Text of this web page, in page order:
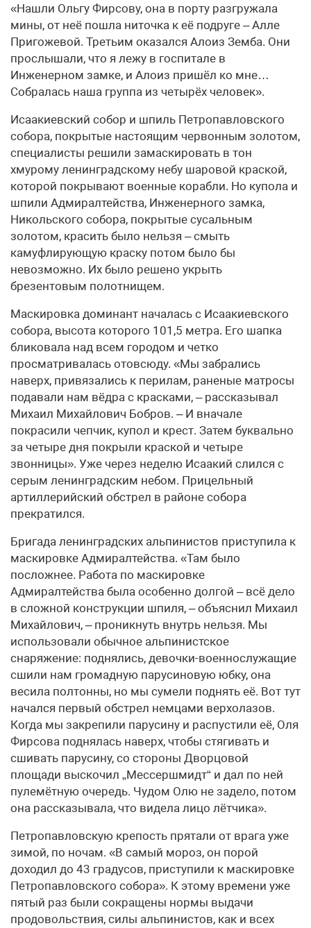
«Нашли Ольгу Фирсову, она в порту разгружала
мины, от неё пошла ниточка к её подруге – Алле
Пригожевой. Третьим оказался Алоиз Земба. Они
прослышали, что я лежу в госпитале в
Инженерном замке, и Алоиз пришёл ко мне…
Собралась наша группа из четырёх человек».
Исаакиевский собор и шпиль Петропавловского
собора, покрытые настоящим червонным золотом,
специалисты решили замаскировать в тон
хмурому ленинградскому небу шаровой краской,
которой покрывают военные корабли. Но купола и
шпили Адмиралтейства, Инженерного замка,
Никольского собора, покрытые сусальным
золотом, красить было нельзя – смыть
камуфлирующую краску потом было бы
невозможно. Их было решено укрыть
брезентовым полотнищем.
Маскировка доминант началась с Исаакиевского
собора, высота которого 101,5 метра. Его шапка
бликовала над всем городом и четко
просматривалась отовсюду. «Мы забрались
наверх, привязались к перилам, раненые матросы
подавали нам вёдра с красками, – рассказывал
Михаил Михайлович Бобров. – И вначале
покрасили чепчик, купол и крест. Затем буквально
за четыре дня покрыли краской и четыре
звонницы». Уже через неделю Исаакий слился с
серым ленинградским небом. Прицельный
артиллерийский обстрел в районе собора
прекратился.
Бригада ленинградских альпинистов приступила к
маскировке Адмиралтейства. «Там было
посложнее. Работа по маскировке
Адмиралтейства была особенно долгой – всё дело
в сложной конструкции шпиля, – объяснил Михаил
Михайлович, – проникнуть внутрь нельзя. Мы
использовали обычное альпинистское
снаряжение: поднялись, девочки-военнослужащие
сшили нам громадную парусиновую юбку, она
весила полтонны, но мы сумели поднять её. Вот тут
начался первый обстрел немцами верхолазов.
Когда мы закрепили парусину и распустили её, Оля
Фирсова поднялась наверх, чтобы стягивать и
сшивать парусину, со стороны Дворцовой
площади выскочил „Мессершмидт“ и дал по ней
пулемётную очередь. Чудом Олю не задело, потом
она рассказывала, что видела лицо лётчика».
Петропавловскую крепость прятали от врага уже
зимой, по ночам. «В самый мороз, он порой
доходил до 43 градусов, приступили к маскировке
Петропавловского собора». К этому времени уже
пятый раз были сокращены нормы выдачи
продовольствия, силы альпинистов, как и всех